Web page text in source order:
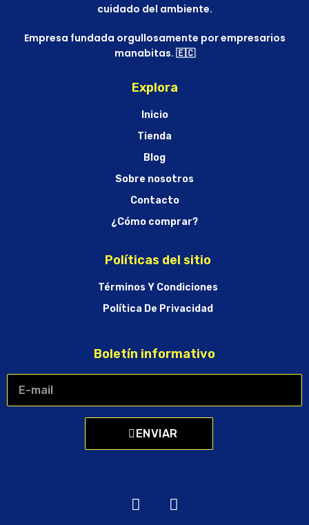
cuidado del ambiente.
Empresa fundada orgullosamente por empresarios
manabitas. 🇪🇨
Explora
Inicio
Tienda
Blog
Sobre nosotros
Contacto
¿Cómo comprar?
Políticas del sitio
Términos Y Condiciones
Política De Privacidad
Boletín informativo
ENVIAR